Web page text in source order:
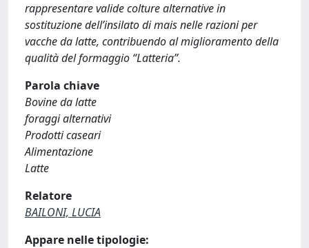
rappresentare valide colture alternative in
sostituzione dell’insilato di mais nelle razioni per
vacche da latte, contribuendo al miglioramento della
qualità del formaggio “Latteria”.
Parola chiave
Bovine da latte
foraggi alternativi
Prodotti caseari
Alimentazione
Latte
Relatore
BAILONI, LUCIA
Appare nelle tipologie: